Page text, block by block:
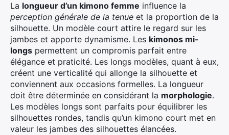
La longueur d’un kimono femme influence la
perception générale de la tenue et la proportion de la
silhouette. Un modèle court attire le regard sur les
jambes et apporte dynamisme. Les kimonos mi-
longs permettent un compromis parfait entre
élégance et praticité. Les longs modèles, quant à eux,
créent une verticalité qui allonge la silhouette et
conviennent aux occasions formelles. La longueur
doit être déterminée en considérant la morphologie.
Les modèles longs sont parfaits pour équilibrer les
silhouettes rondes, tandis qu’un kimono court met en
valeur les jambes des silhouettes élancées.